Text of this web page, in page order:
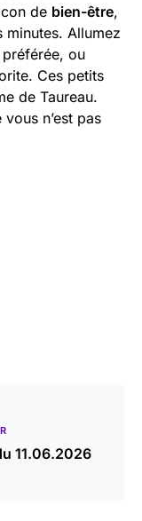
de bien-être,
minutes. Allumez
ou
Ces petits
de Taureau.
n’est pas
11.06.2026